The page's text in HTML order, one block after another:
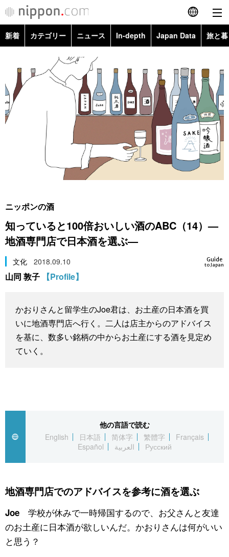
English
繁體字
Français
Español
العربية
カテゴリー
政治・外交
社会
文化
科学・技術
スポーツ・東京2020
旅と暮らし
動画/Live
Books
Topics
新着 カテゴリー ニュース In-depth Japan Data 旅と
経済・ビジネス
国際・海外
スポーツ・東京2020
Images
People
東京
お知らせ
ニッポンの酒
知っていると100倍おいしい酒のABC（14）—
地酒専門店で日本酒を選ぶ—
Guide
to Japan
文化 2018.09.10
山同 敦子 【Profile】
かおりさんと留学生のJoe君は、お土産の日本酒を買
いに地酒専門店へ行く。二人は店主からのアドバイス
を基に、数多い銘柄の中からお土産にする酒を見定め
ていく。
他の言語で読む
English
日本語 简体字 繁體字
Français
Español
العربية Русский
地酒専門店でのアドバイスを参考に酒を選ぶ
Joe学校が休みで一時帰国するので、お父さんと友達
のお土産に日本酒が欲しいんだ。かおりさんは何がいい
と思う？